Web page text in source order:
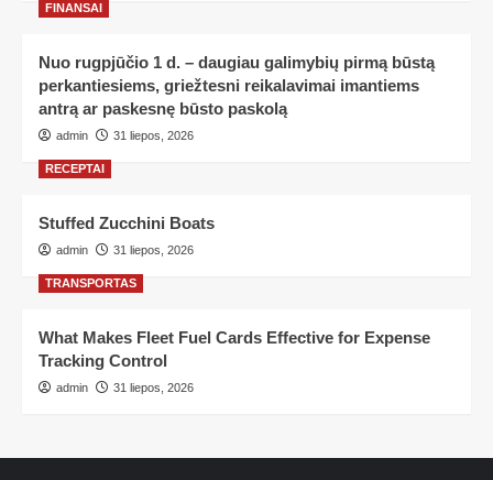
FINANSAI
Nuo rugpjūčio 1 d. – daugiau galimybių pirmą būstą
perkantiesiems, griežtesni reikalavimai imantiems
antrą ar paskesnę būsto paskolą
admin 31 liepos, 2026
RECEPTAI
Stuffed Zucchini Boats
admin 31 liepos, 2026
TRANSPORTAS
What Makes Fleet Fuel Cards Effective for Expense
Tracking Control
admin 31 liepos, 2026